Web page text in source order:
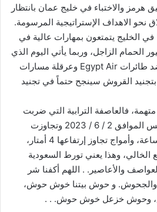
هرمز والاختباء في خليج عمان بانتظار
نحو الاهداف الإستراتيجية المرسومة.
في الخليج يتمتعون بمهارات عالية في
الحمام الزاجل، وربما يأتي اليوم الذي
نشهد فيه هجمات منظمة ضد طائرات Egypt Air وعرقلة مسارات
بتجنيد القروش سينجح حتماً في تجنيد
فالعاصفة الترابية التي ضربت
الموانئ المصرية يوم الخميس الموافق 2 / 6 / 2023 وتجاوزت
سرعتها 50 كيلومتراً في الساعة، وأمواج تجاوز إرتفاعها 4 أمتار،
وهذا يعني تورط السعودية
والأعاصير. . اللهم أكفنا شر
والجحوش. و حوش بيتنا خوش حوش،
وحوش خزعل خوش حوش. . .